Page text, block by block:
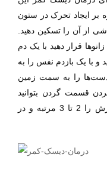
بر ایجاد تحرک در ستون
از آن را تسکین دهید.
قرار دهید با یک دم
و با یک بازدم نفس را به
دست‌ها را به سمت زمین
قسمت گردن بتوانید
انگشتان پای خود را ببینید. انجام این ورزش را 2 تا 3 مرتبه و در